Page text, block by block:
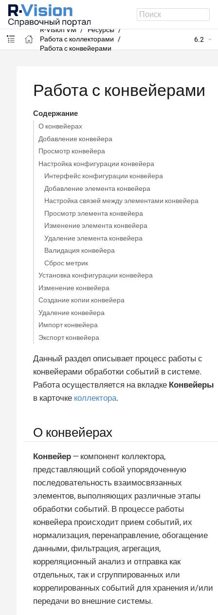
R-Vision VM
Ресурсы
Работа с коллекторами
Работа с конвейерами
6.2
Работа с конвейерами
Содержание
О конвейерах
Добавление конвейера
Просмотр конвейера
Настройка конфигурации конвейера
Интерфейс конфигурации конвейера
Добавление элемента конвейера
Настройка связей между элементами конвейера
Просмотр элемента конвейера
Изменение элемента конвейера
Удаление элемента конвейера
Валидация конвейера
Сброс метрик
Установка конфигурации конвейера
Изменение конвейера
Создание копии конвейера
Удаление конвейера
Импорт конвейера
Экспорт конвейера
Данный раздел описывает процесс работы с
конвейерами обработки событий в системе.
Работа осуществляется на вкладке Конвейеры
в карточке коллектора.
О конвейерах
Конвейер — компонент коллектора,
представляющий собой упорядоченную
последовательность взаимосвязанных
элементов, выполняющих различные этапы
обработки событий. В процессе работы
конвейера происходит прием событий, их
нормализация, перенаправление, обогащение
данными, фильтрация, агрегация,
корреляционный анализ и отправка как
отдельных, так и сгруппированных или
коррелированных событий для хранения и/или
передачи во внешние системы.